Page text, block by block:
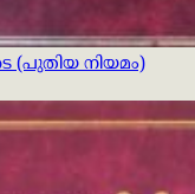
(പുതിയ നിയമം)